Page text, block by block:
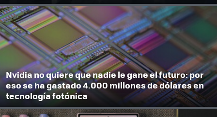
Nvidia no quiere que nadie le gane el futuro: por
eso se ha gastado 4.000 millones de dólares en
tecnología fotónica